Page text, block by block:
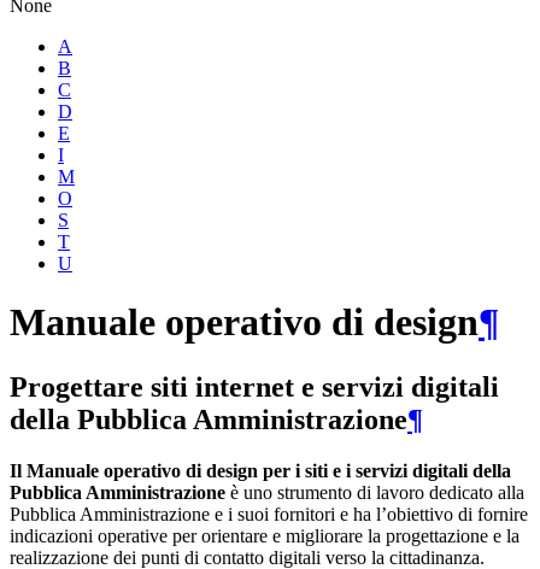
None
A
B
C
D
E
I
M
O
S
T
U
Manuale operativo di design¶
Progettare siti internet e servizi digitali
della Pubblica Amministrazione¶
Il Manuale operativo di design per i siti e i servizi digitali della
Pubblica Amministrazione è uno strumento di lavoro dedicato alla
Pubblica Amministrazione e i suoi fornitori e ha l’obiettivo di fornire
indicazioni operative per orientare e migliorare la progettazione e la
realizzazione dei punti di contatto digitali verso la cittadinanza.